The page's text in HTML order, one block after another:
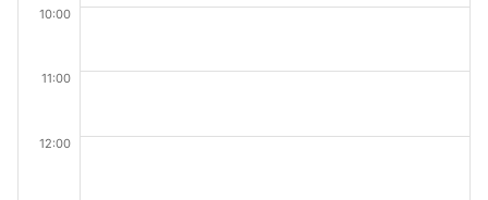
10:00
11:00
12:00